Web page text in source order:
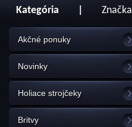
Kategória Značka
Akčné ponuky
Novinky
Holiace strojčeky
Britvy